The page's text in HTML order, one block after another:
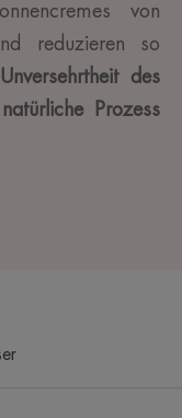
von
reduzieren so
des
natürliche Prozess